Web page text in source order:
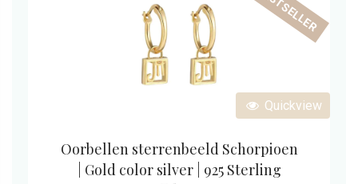
Quickview
Oorbellen sterrenbeeld Schorpioen
| Gold color silver | 925 Sterling